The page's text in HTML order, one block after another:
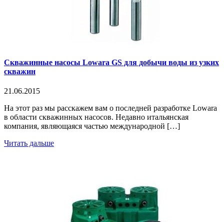
Скважинные насосы Lowara GS для добычи воды из узких
скважин
21.06.2015
На этот раз мы расскажем вам о последней разработке Lowara
в области скважинных насосов. Недавно итальянская
компания, являющаяся частью международной […]
Читать дальше